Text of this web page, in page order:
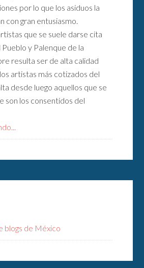
por lo que los asiduos la
con gran entusiasmo.
que se suele darse cita
y Palenque de la
resulta ser de alta calidad
artistas más cotizados del
desde luego aquellos que se
son los consentidos del